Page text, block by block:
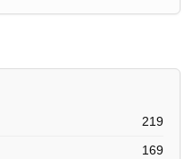
219
169